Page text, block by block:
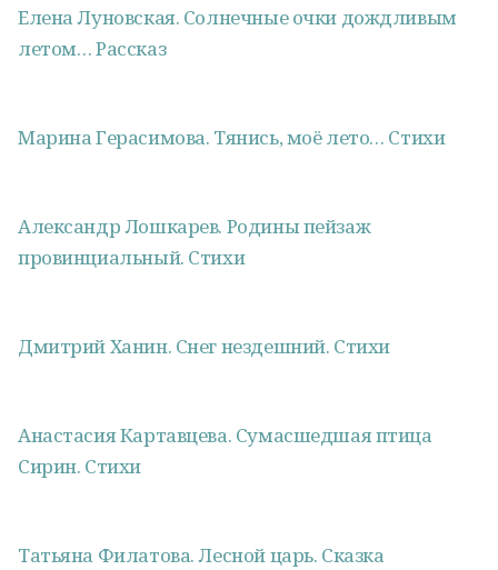
Елена Луновская. Солнечные очки дождливым
летом… Рассказ
Марина Герасимова. Тянись, моё лето… Стихи
Александр Лошкарев. Родины пейзаж
провинциальный. Стихи
Дмитрий Ханин. Снег нездешний. Стихи
Анастасия Картавцева. Сумасшедшая птица
Сирин. Стихи
Татьяна Филатова. Лесной царь. Сказка